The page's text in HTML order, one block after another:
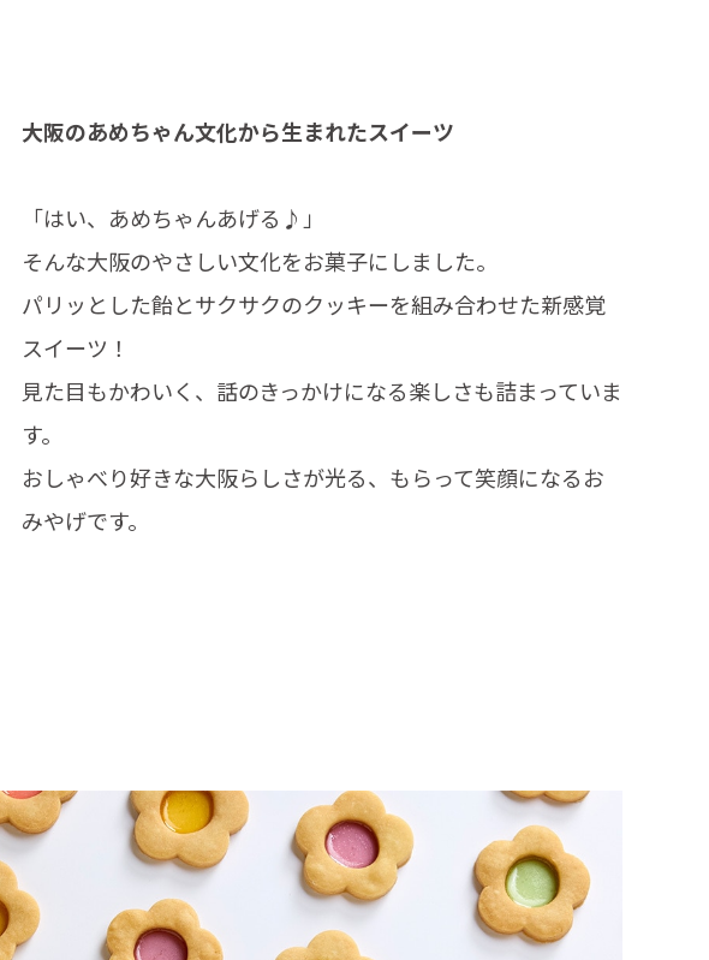
大阪のあめちゃん文化から生まれたスイーツ
「はい、あめちゃんあげる♪」
そんな大阪のやさしい文化をお菓子にしました。
パリッとした飴とサクサクのクッキーを組み合わせた新感覚
スイーツ！
見た目もかわいく、話のきっかけになる楽しさも詰まっていま
す。
おしゃべり好きな大阪らしさが光る、もらって笑顔になるお
みやげです。